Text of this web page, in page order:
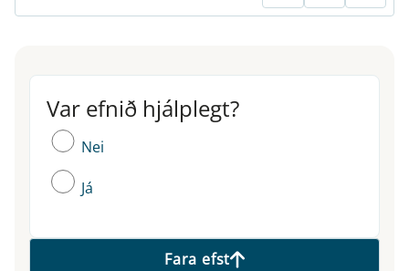
Var efnið hjálplegt?
Var efnið hjálplegt?
Nei
Já
Fara efst